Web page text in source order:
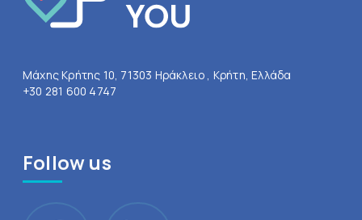
Μάχης Κρήτης 10, 71303 Ηράκλειο , Κρήτη, Ελλάδα
+30 281 600 4747
Follow us